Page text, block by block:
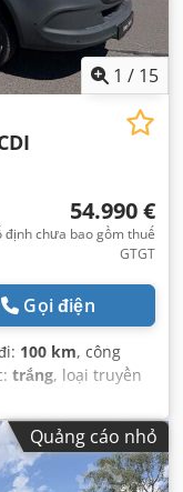
1 / 15
54.990 €
định chưa bao gồm thuế
GTGT
Gọi điện
100 km, công
trắng, loại truyền
thải:
tâm, điều hòa
Quảng cáo nhỏ